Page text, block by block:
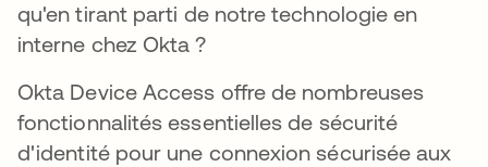
qu'en tirant parti de notre technologie en
interne chez Okta ?
Okta Device Access offre de nombreuses
fonctionnalités essentielles de sécurité
d'identité pour une connexion sécurisée aux